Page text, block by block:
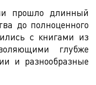
прошло длинный
до полноценного
с книгами из
глубже
и разнообразные